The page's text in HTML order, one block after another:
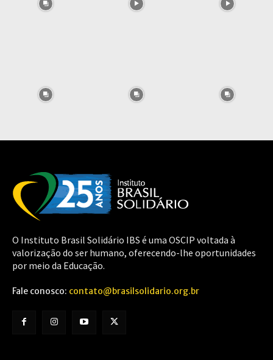
O Instituto Brasil Solidário IBS é uma OSCIP voltada à
valorização do ser humano, oferecendo-lhe oportunidades
por meio da Educação.
Fale conosco: contato@brasilsolidario.org.br